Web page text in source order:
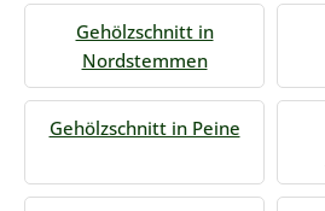
Gehölzschnitt in
Nordstemmen
Gehölzschnitt in Peine